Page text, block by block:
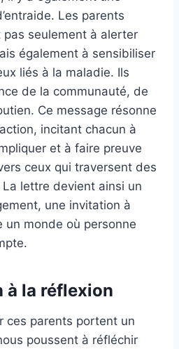
Les parents
pas seulement à alerter
également à sensibiliser
liés à la maladie. Ils
de la communauté, de
Ce message résonne
incitant chacun à
et à faire preuve
ceux qui traversent des
lettre devient ainsi un
une invitation à
un monde où personne
à la réflexion
ces parents portent un
poussent à réfléchir